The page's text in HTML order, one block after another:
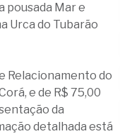
pousada Mar e
Urca do Tubarão
Relacionamento do
e de R$ 75,00
da
detalhada está